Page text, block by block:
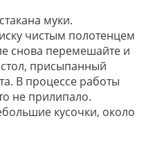
муки.
чистым полотенцем
снова перемешайте и
присыпанный
В процессе работы
не прилипало.
кусочки, около